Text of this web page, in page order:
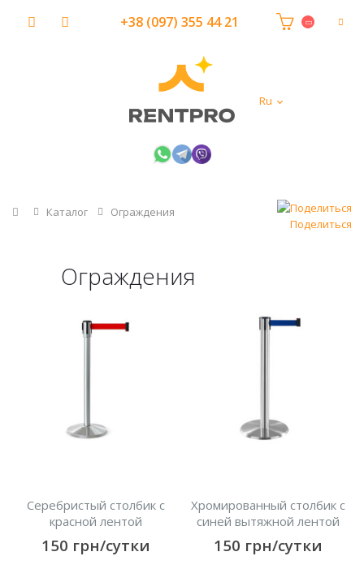
Ru
+38 (097) 355 44 21
Главная
Каталог
Ограждения
Поделиться
Ограждения
Серебристый столбик с
красной лентой
150 грн/сутки
Хромированный столбик с
синей вытяжной лентой
150 грн/сутки